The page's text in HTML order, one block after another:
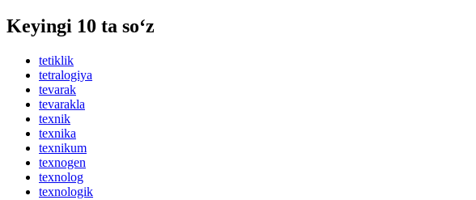
Keyingi 10 ta so‘z
tetiklik
tetralogiya
tevarak
tevarakla
texnik
texnika
texnikum
texnogen
texnolog
texnologik